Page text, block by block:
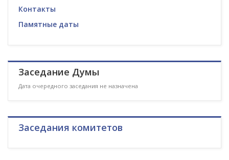
Контакты
Памятные даты
Заседание Думы
Дата очередного заседания не назначена
Заседания комитетов